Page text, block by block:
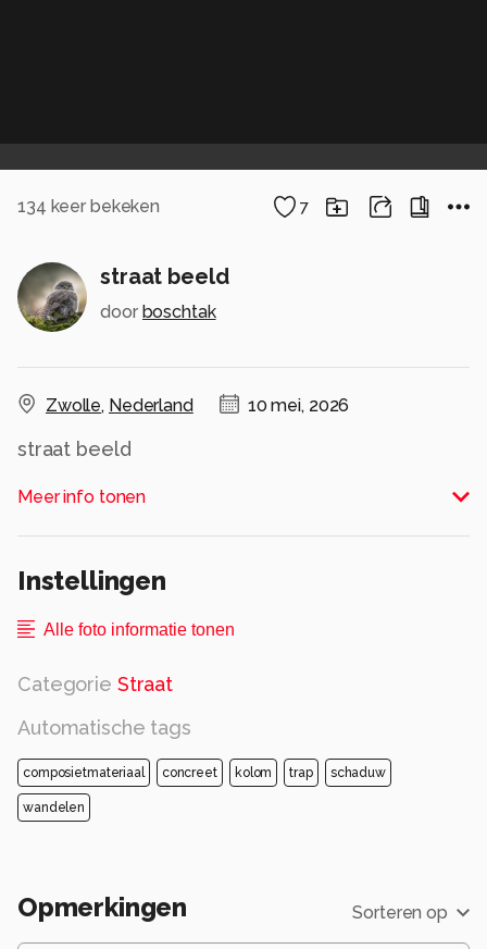
134 keer bekeken 7
straat beeld
door boschtak
Zwolle, Nederland 10 mei, 2026
straat beeld
Alle rechten voorbehouden
Meer info tonen
Instellingen
Alle foto informatie tonen
Categorie Straat
Automatische tags
composietmateriaal concreet kolom trap schaduw
wandelen
Opmerkingen Sorteren op